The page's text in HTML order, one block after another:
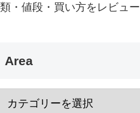
類・値段・買い方をレビュー
Area